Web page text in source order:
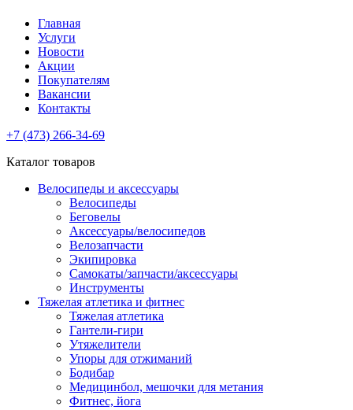
Главная
Услуги
Новости
Акции
Покупателям
Вакансии
Контакты
+7 (473) 266-34-69
Каталог товаров
Велосипеды и аксессуары
Велосипеды
Беговелы
Аксессуары/велосипедов
Велозапчасти
Экипировка
Самокаты/запчасти/аксессуары
Инструменты
Тяжелая атлетика и фитнес
Тяжелая атлетика
Гантели-гири
Утяжелители
Упоры для отжиманий
Бодибар
Медицинбол, мешочки для метания
Фитнес, йога